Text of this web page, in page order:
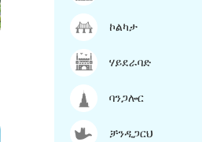
ኮልካታ
ሃይደራባድ
ባንጋሎር
ቻንዲጋርህ